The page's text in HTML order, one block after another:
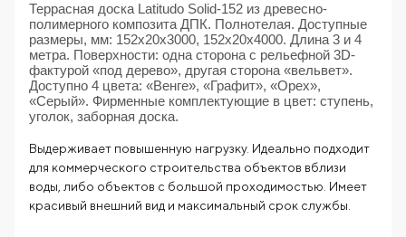
Террасная доска Latitudo Solid-152 из древесно-
полимерного композита ДПК. Полнотелая. Доступные
размеры, мм: 152х20х3000, 152х20х4000. Длина 3 и 4
метра. Поверхности: одна сторона с рельефной 3D-
фактурой «под дерево», другая сторона «вельвет».
Доступно 4 цвета: «Венге», «Графит», «Орех»,
«Серый». Фирменные комплектующие в цвет: ступень,
уголок, заборная доска.
Выдерживает повышенную нагрузку. Идеально подходит
для коммерческого строительства объектов вблизи
воды, либо объектов с большой проходимостью. Имеет
красивый внешний вид и максимальный срок службы.